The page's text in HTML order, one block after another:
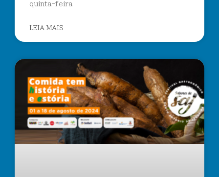
quinta-feira
LEIA MAIS